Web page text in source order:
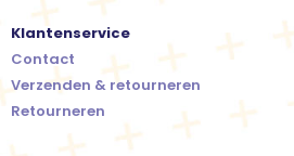
Klantenservice
Contact
Verzenden & retourneren
Retourneren